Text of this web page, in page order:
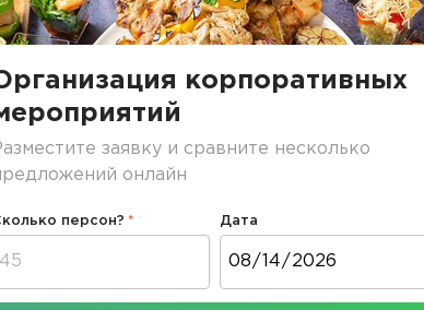
корпоративных
заявку и сравните несколько
онлайн
персон? Дата